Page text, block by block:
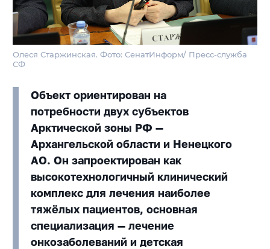
Олеся Старжинская. Фото: СенатИнформ/ Пресс-служба
СФ
Объект ориентирован на
потребности двух субъектов
Арктической зоны РФ —
Архангельской области и Ненецкого
АО. Он запроектирован как
высокотехнологичный клинический
комплекс для лечения наиболее
тяжёлых пациентов, основная
специализация — лечение
онкозаболеваний и детская